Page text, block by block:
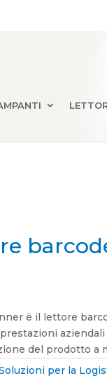
è il lettore
del prodotto a
per la